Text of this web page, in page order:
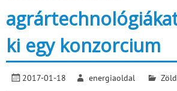
ki egy konzorcium
2017-01-18 energiaoldal